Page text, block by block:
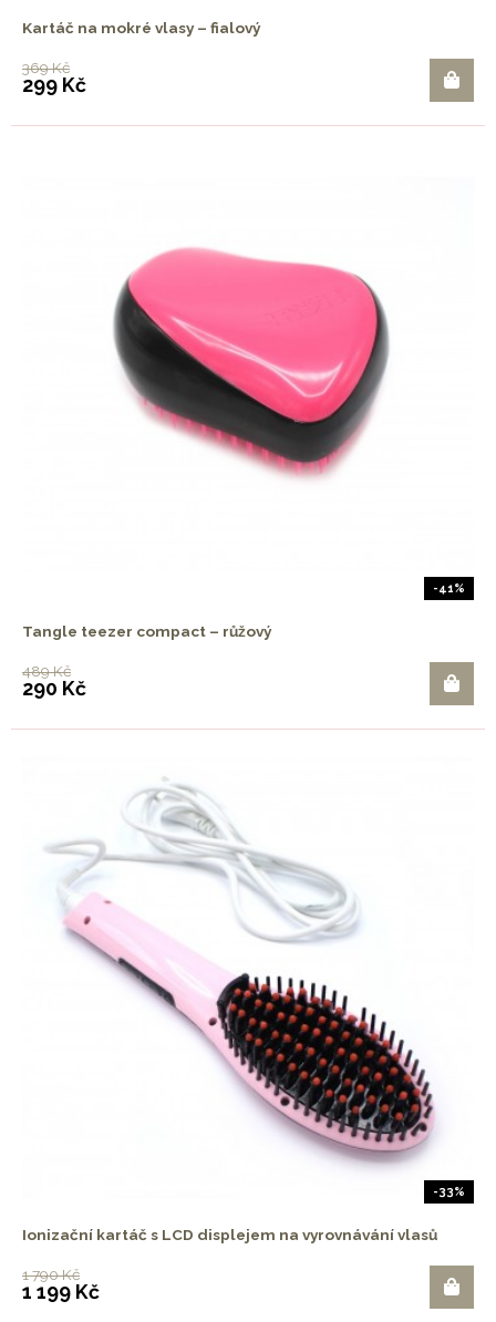
Kartáč na mokré vlasy – fialový
369 Kč
299 Kč
-41%
Tangle teezer compact – růžový
489 Kč
290 Kč
-33%
Ionizační kartáč s LCD displejem na vyrovnávání vlasů
1 790 Kč
1 199 Kč